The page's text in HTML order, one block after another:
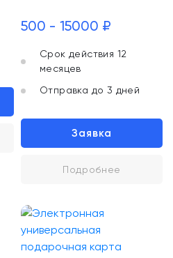
500 - 15000 ₽
Срок действия 12
месяцев
Отправка до 3 дней
Заявка
Подробнее